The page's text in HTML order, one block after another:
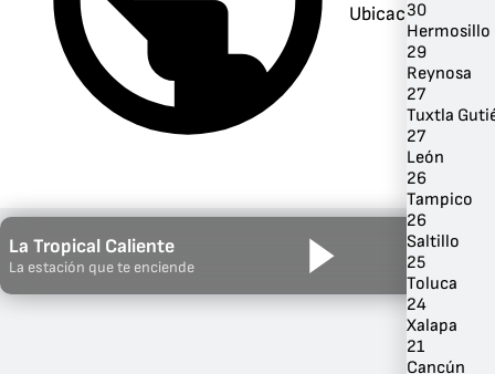
Ubicación
La Tropical Caliente
La estación que te enciende
30
Hermosillo
29
Reynosa
27
Tuxtla
27
León
26
Tampico
26
Saltillo
25
Toluca
24
Xalapa
21
Cancún